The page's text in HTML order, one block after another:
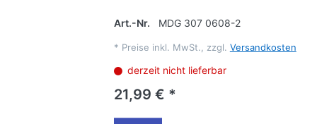
Art.-Nr. MDG 307 0608-2
* Preise inkl. MwSt., zzgl. Versandkosten
derzeit nicht lieferbar
21,99 € *